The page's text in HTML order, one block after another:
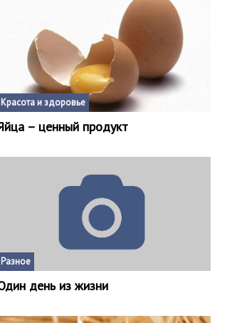
Красота и здоровье
– ценный продукт
Разное
день из жизни